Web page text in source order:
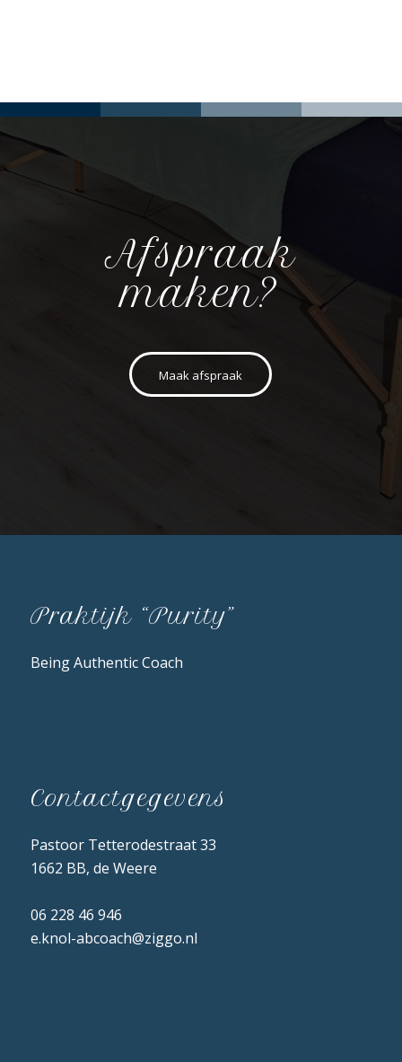
Afspraak
maken?
Maak afspraak
Praktijk “Purity”
Being Authentic Coach
Contactgegevens
Pastoor Tetterodestraat 33
1662 BB, de Weere
06 228 46 946
e.knol-abcoach@ziggo.nl